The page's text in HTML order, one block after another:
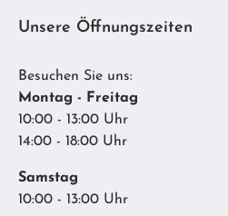
Unsere Öffnungszeiten
Besuchen Sie uns:
Montag - Freitag
10:00 - 13:00 Uhr
14:00 - 18:00 Uhr
Samstag
10:00 - 13:00 Uhr